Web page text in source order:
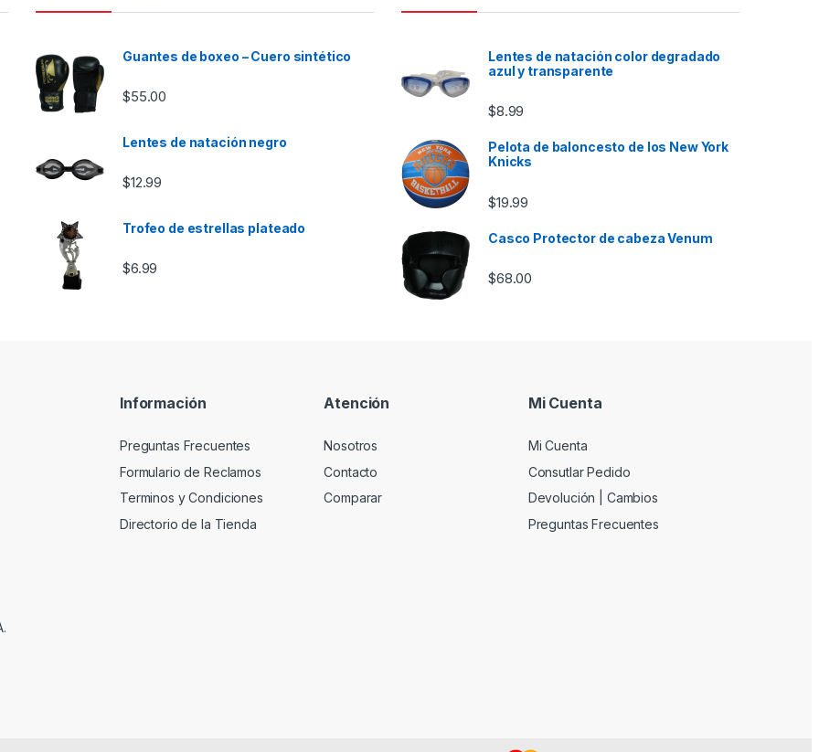
$46.00 hasta $85.00
Guantes de boxeo – Cuero sintético
$55.00
Lentes de natación negro
$12.99
Trofeo de estrellas plateado
$6.99
Lentes de natación color degradado
azul y transparente
$8.99
Pelota de baloncesto de los New York
Knicks
$19.99
Casco Protector de cabeza Venum
$68.00
Información
Preguntas Frecuentes
Formulario de Reclamos
Terminos y Condiciones
Directorio de la Tienda
Atención
Nosotros
Contacto
Comparar
Mi Cuenta
Mi Cuenta
Consutlar Pedido
Devolución | Cambios
Preguntas Frecuentes